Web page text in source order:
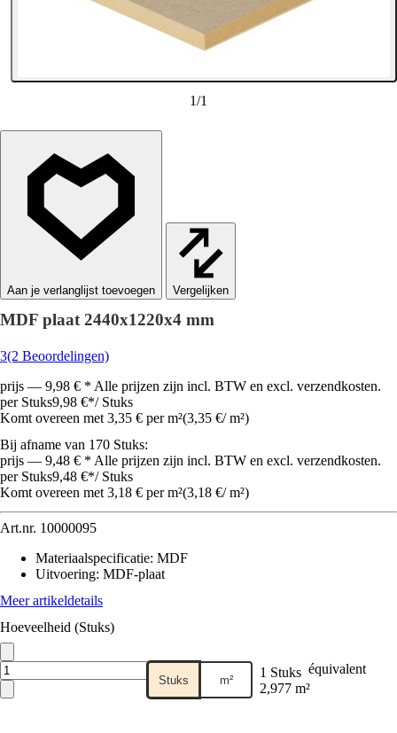
1/1
Vergelijken
MDF plaat 2440x1220x4 mm
3(2 Beoordelingen)
prijs — 9,98 € * Alle prijzen zijn incl. BTW en excl. verzendkosten.
per Stuks9,98 €*/ Stuks
Komt overeen met 3,35 € per m²(3,35 €/ m²)
Bij afname van 170 Stuks:
prijs — 9,48 € * Alle prijzen zijn incl. BTW en excl. verzendkosten.
per Stuks9,48 €*/ Stuks
Komt overeen met 3,18 € per m²(3,18 €/ m²)
Art.nr. 10000095
Materiaalspecificatie: MDF
Uitvoering: MDF-plaat
Meer artikeldetails
Hoeveelheid (Stuks)
Stuks m² 1 Stuks équivalent
2,977 m²